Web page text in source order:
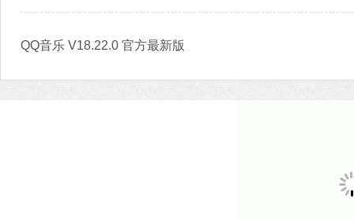
QQ音乐 V18.22.0 官方最新版